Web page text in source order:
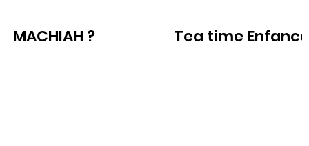
MACHIAH ? Tea time